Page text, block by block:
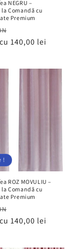
NEGRU –
Comandă cu
Premium
redus
140,00 lei
!
ROZ MOVULIU –
Comandă cu
Premium
redus
140,00 lei